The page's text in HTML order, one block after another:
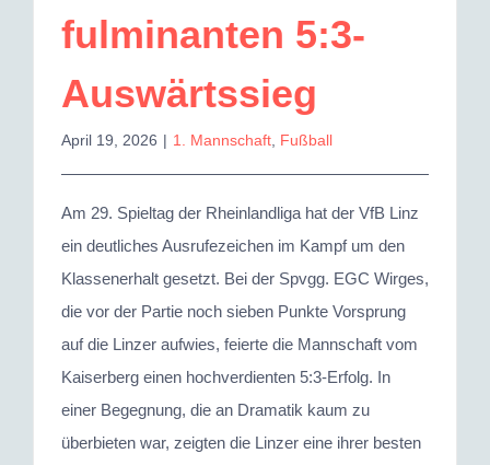
fulminanten 5:3-
Auswärtssieg
April 19, 2026 | 1. Mannschaft Fußball
Am 29. Spieltag der Rheinlandliga hat der VfB Linz
ein deutliches Ausrufezeichen im Kampf um den
Klassenerhalt gesetzt. Bei der Spvgg. EGC Wirges,
die vor der Partie noch sieben Punkte Vorsprung
auf die Linzer aufwies, feierte die Mannschaft vom
Kaiserberg einen hochverdienten 5:3-Erfolg. In
einer Begegnung, die an Dramatik kaum zu
überbieten war, zeigten die Linzer eine ihrer besten